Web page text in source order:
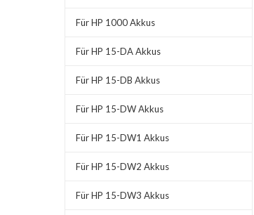
Für HP 1000 Akkus
Für HP 15-DA Akkus
Für HP 15-DB Akkus
Für HP 15-DW Akkus
Für HP 15-DW1 Akkus
Für HP 15-DW2 Akkus
Für HP 15-DW3 Akkus